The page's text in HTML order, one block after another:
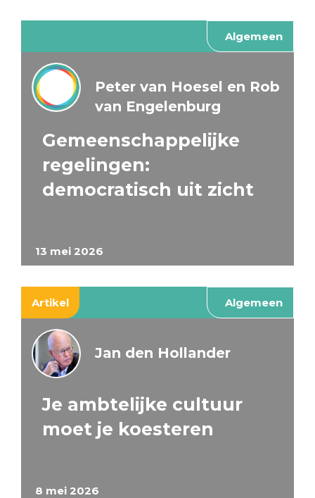
Algemeen
13 mei 2026
Peter van Hoesel en Rob
van Engelenburg
Gemeenschappelijke
regelingen:
democratisch uit zicht
Artikel Algemeen
8 mei 2026
Jan den Hollander
Je ambtelijke cultuur
moet je koesteren